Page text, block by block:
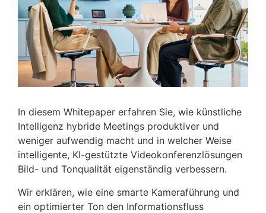
In diesem Whitepaper erfahren Sie, wie künstliche
Intelligenz hybride Meetings produktiver und
weniger aufwendig macht und in welcher Weise
intelligente, KI-gestützte Videokonferenzlösungen
Bild- und Tonqualität eigenständig verbessern.
Wir erklären, wie eine smarte Kameraführung und
ein optimierter Ton den Informationsfluss